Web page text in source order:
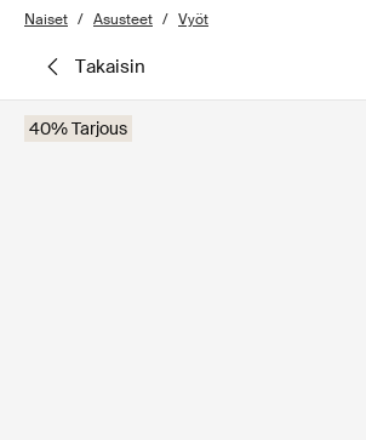
Naiset Asusteet Vyöt
takaisin
40% Tarjous